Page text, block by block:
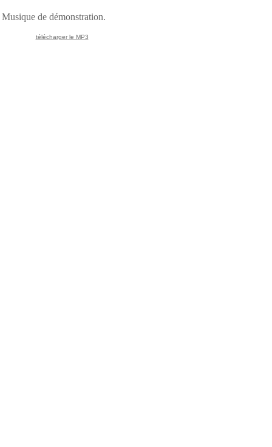
Musique de démonstration.
télécharger le MP3